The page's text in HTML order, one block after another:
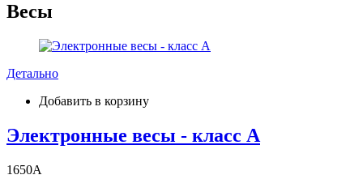
Весы
Детально
Добавить в корзину
Электронные весы - класс А
1650A